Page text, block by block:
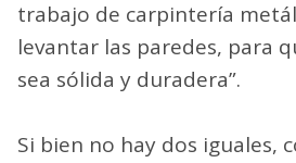
Al momento del diseño, el
una casa convencional,
espacio. “Por eso la
curvatura de la misma